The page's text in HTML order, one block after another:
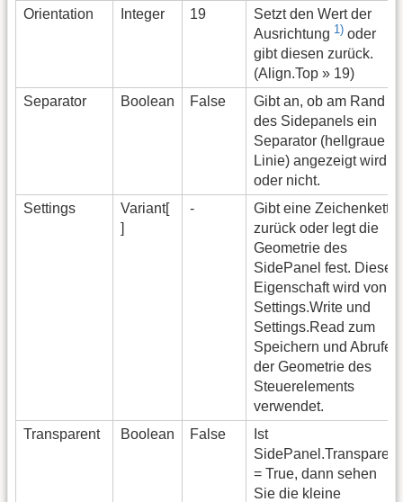
Orientation
Integer 19
Setzt den Wert der
Ausrichtung 1) oder
gibt diesen zurück.
(Align.Top » 19)
Separator
Boolean False
Gibt an, ob am Rand
des Sidepanels ein
Separator (hellgraue
Linie) angezeigt wird
oder nicht.
Settings
Variant[
]
-
Gibt eine Zeichenkette
zurück oder legt die
Geometrie des
SidePanel fest. Diese
Eigenschaft wird von
Settings.Write und
Settings.Read zum
Speichern und Abrufen
der Geometrie des
Steuerelements
verwendet.
Transparent
Boolean False
Ist
SidePanel.Transparent
= True, dann sehen
Sie die kleine